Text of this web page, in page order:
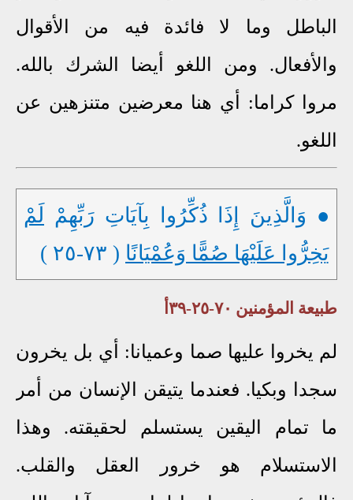
الباطل وما لا فائدة فيه من الأقوال
والأفعال. ومن اللغو أيضا الشرك بالله.
مروا كراما: أي هنا معرضين متنزهين عن
اللغو.
● وَالَّذِينَ إِذَا ذُكِّرُوا بِآيَاتِ رَبِّهِمْ لَمْ
يَخِرُّوا عَلَيْهَا صُمًّا وَعُمْيَانًا ( ٧٣-٢٥ )
طبيعة المؤمنين ٧٠-٢٥-٣٩أ
لم يخروا عليها صما وعميانا: أي بل يخرون
سجدا وبكيا. فعندما يتيقن الإنسان من أمر
ما تمام اليقين يستسلم لحقيقته. وهذا
الاستسلام هو خرور العقل والقلب.